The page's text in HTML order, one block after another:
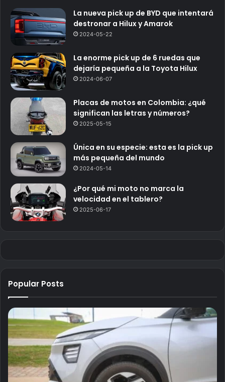
La nueva pick up de BYD que intentará
destronar a Hilux y Amarok
2024-05-22
La enorme pick up de 6 ruedas que
dejaría pequeña a la Toyota Hilux
2024-06-07
Placas de motos en Colombia: ¿qué
significan las letras y números?
2025-05-15
Única en su especie: esta es la pick up
más pequeña del mundo
2024-05-14
¿Por qué mi moto no marca la
velocidad en el tablero?
2025-06-17
Popular Posts